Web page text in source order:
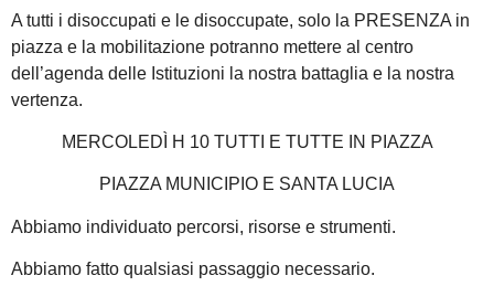
A tutti i disoccupati e le disoccupate, solo la PRESENZA in
piazza e la mobilitazione potranno mettere al centro
dell’agenda delle Istituzioni la nostra battaglia e la nostra
vertenza.
MERCOLEDÌ H 10 TUTTI E TUTTE IN PIAZZA
PIAZZA MUNICIPIO E SANTA LUCIA
Abbiamo individuato percorsi, risorse e strumenti.
Abbiamo fatto qualsiasi passaggio necessario.